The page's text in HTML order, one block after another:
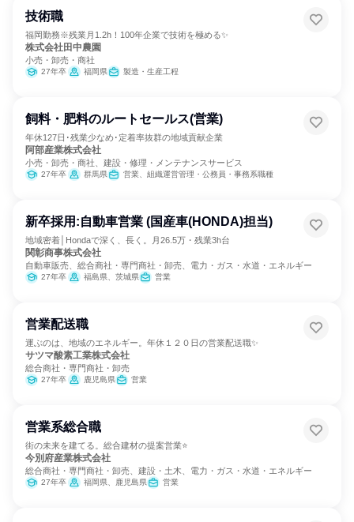
技術職
福岡勤務※残業月1.2h！100年企業で技術を極める✨
株式会社田中農園
小売・卸売・商社
27年卒 福岡県 製造・生産工程
飼料・肥料のルートセールス(営業)
年休127日･残業少なめ･定着率抜群の地域貢献企業
阿部産業株式会社
小売・卸売・商社、建設・修理・メンテナンスサービス
27年卒 群馬県 営業、組織運営管理・公務員・事務系職種
新卒採用:自動車営業 (国産車(HONDA)担当)
地域密着│Hondaで深く、長く。月26.5万・残業3h台
関彰商事株式会社
自動車販売、総合商社・専門商社・卸売、電力・ガス・水道・エネルギー
27年卒 福島県、茨城県 営業
営業配送職
運ぶのは、地域のエネルギー。年休１２０日の営業配送職✨
サツマ酸素工業株式会社
総合商社・専門商社・卸売
27年卒 鹿児島県 営業
営業系総合職
街の未来を建てる。総合建材の提案営業⭐
今別府産業株式会社
総合商社・専門商社・卸売、建設・土木、電力・ガス・水道・エネルギー
27年卒 福岡県、鹿児島県 営業